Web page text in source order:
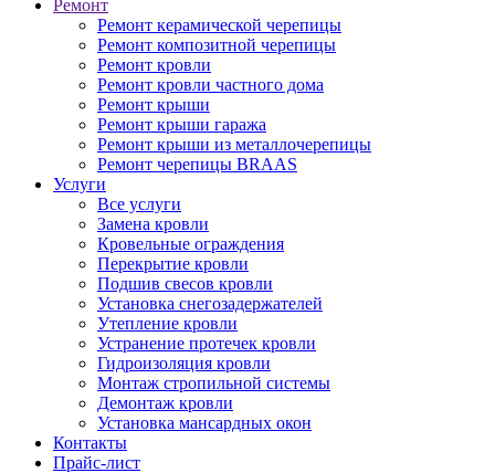
Ремонт
Ремонт керамической черепицы
Ремонт композитной черепицы
Ремонт кровли
Ремонт кровли частного дома
Ремонт крыши
Ремонт крыши гаража
Ремонт крыши из металлочерепицы
Ремонт черепицы BRAAS
Услуги
Все услуги
Замена кровли
Кровельные ограждения
Перекрытие кровли
Подшив свесов кровли
Установка снегозадержателей
Утепление кровли
Устранение протечек кровли
Гидроизоляция кровли
Монтаж стропильной системы
Демонтаж кровли
Установка мансардных окон
Контакты
Прайс-лист